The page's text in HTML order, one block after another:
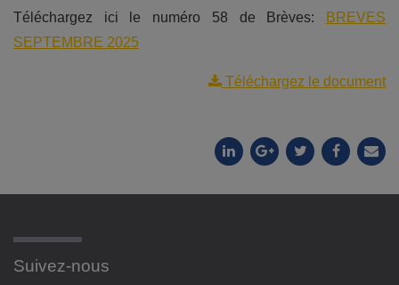
Téléchargez ici le numéro 58 de Brèves:
BREVES
SEPTEMBRE 2025
Téléchargez le document
Suivez-nous